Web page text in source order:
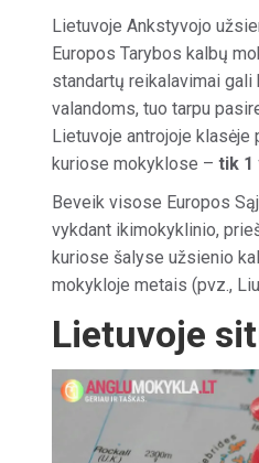
Lietuvoje Ankstyvojo
Europos Tarybos kalbų
standartų reikalavimai
valandoms, tuo tarpu
Lietuvoje antrojoje klasėje
kuriose mokyklose – tik 1
Beveik visose Europos
vykdant ikimokyklinio,
kuriose šalyse užsienio
mokykloje metais (pvz.,
Lietuvoje